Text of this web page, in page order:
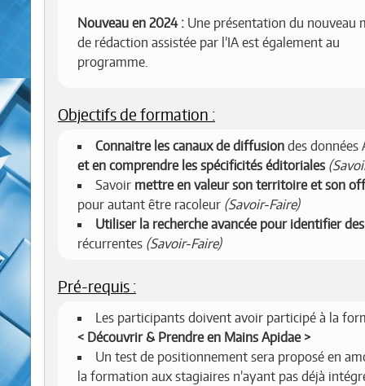
Nouveau en 2024 : Une présentation du nouveau
de rédaction assistée par l’IA est également au
programme.
Objectifs de formation :
Connaitre les canaux de diffusion des données
et en comprendre les spécificités éditoriales
Savoir mettre en valeur son territoire et son
pour autant être racoleur (Savoir-Faire)
Utiliser la recherche avancée pour identifier
récurrentes (Savoir-Faire)
Pré-requis :
Les participants doivent avoir participé à la
Découvrir & Prendre en Mains Apidae
Un test de positionnement sera proposé en
la formation aux stagiaires n’ayant pas déjà